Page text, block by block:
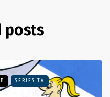
posts
SÉRIES TV